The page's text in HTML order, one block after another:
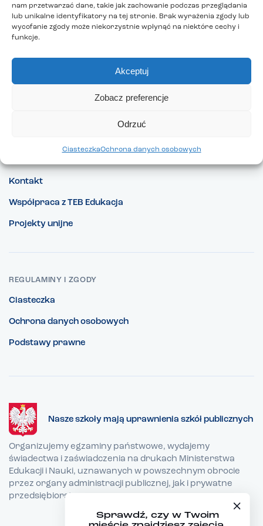
nam przetwarzać dane, takie jak zachowanie podczas przeglądania
lub unikalne identyfikatory na tej stronie. Brak wyrażenia zgody lub
wycofanie zgody może niekorzystnie wpłynąć na niektóre cechy i
funkcje.
Akceptuj
Odrzuć
Zobacz preferencje
CiasteczkaOchrona danych osobowych
Sprawdź, czy w Twoim
Kontakt
Współpraca z TEB Edukacja
Projekty unijne
REGULAMINY I ZGODY
Ciasteczka
Ochrona danych osobowych
Podstawy prawne
Nasze szkoły mają uprawnienia szkół publicznych
Organizujemy egzaminy państwowe, wydajemy
świadectwa i zaświadczenia na drukach Ministerstwa
Edukacji i Nauki, uznawanych w powszechnym obrocie
przez organy administracji publicznej, jak i prywatne
przedsiębiorstwa.